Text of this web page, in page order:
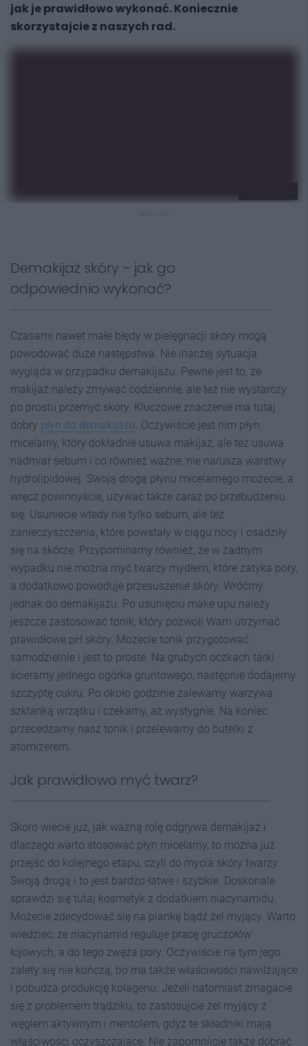
jak je prawidłowo wykonać. Koniecznie
skorzystajcie z naszych rad.
Demakijaż skóry – jak go
odpowiednio wykonać?
Czasami nawet małe błędy w pielęgnacji skóry mogą
powodować duże następstwa. Nie inaczej sytuacja
wygląda w przypadku demakijażu. Pewne jest to, że
makijaż należy zmywać codziennie, ale też nie wystarczy
po prostu przemyć skóry. Kluczowe znaczenie ma tutaj
dobry płyn do demakijażu . Oczywiście jest nim płyn
micelarny, który dokładnie usuwa makijaż, ale też usuwa
nadmiar sebum i co również ważne, nie narusza warstwy
hydrolipidowej. Swoją drogą płynu micelarnego możecie, a
wręcz powinnyście, używać także zaraz po przebudzeniu
się. Usuniecie wtedy nie tylko sebum, ale też
zanieczyszczenia, które powstały w ciągu nocy i osadziły
się na skórze. Przypominamy również, że w żadnym
wypadku nie można myć twarzy mydłem, które zatyka pory,
a dodatkowo powoduje przesuszenie skóry. Wróćmy
jednak do demakijażu. Po usunięciu make upu należy
jeszcze zastosować tonik, który pozwoli Wam utrzymać
prawidłowe pH skóry. Możecie tonik przygotować
samodzielnie i jest to proste. Na grubych oczkach tarki
ścieramy jednego ogórka gruntowego, następnie dodajemy
szczyptę cukru. Po około godzinie zalewamy warzywa
szklanką wrzątku i czekamy, aż wystygnie. Na koniec
przecedzamy nasz tonik i przelewamy do butelki z
atomizerem.
Jak prawidłowo myć twarz?
Skoro wiecie już, jak ważną rolę odgrywa demakijaż i
dlaczego warto stosować płyn micelarny, to można już
przejść do kolejnego etapu, czyli do mycia skóry twarzy.
Swoją drogą i to jest bardzo łatwe i szybkie. Doskonale
sprawdzi się tutaj kosmetyk z dodatkiem niacynamidu.
Możecie zdecydować się na piankę bądź żel myjący. Warto
wiedzieć, że niacynamid reguluje pracę gruczołów
łojowych, a do tego zwęża pory. Oczywiście na tym jego
zalety się nie kończą, bo ma także właściwości nawilżające
i pobudza produkcję kolagenu. Jeżeli natomiast zmagacie
się z problemem trądziku, to zastosujcie żel myjący z
węglem aktywnym i mentolem, gdyż te składniki mają
właściwości oczyszczające. Nie zapomnijcie także dobrać